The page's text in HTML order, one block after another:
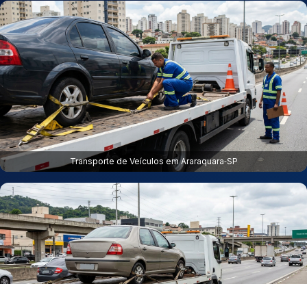
Transporte de Veículos em Araraquara‑SP